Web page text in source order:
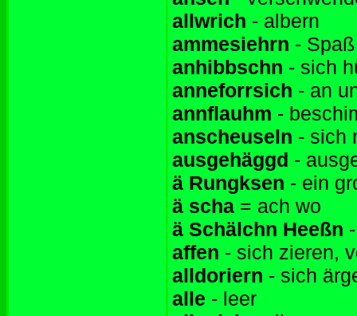
allwrich - albern
ammesiehrn -
anhibbschn - sich
anneforrsich - an
annflauhm -
anscheuseln - sich
ausgehäggd -
ä Rungksen - ein
ä scha = ach wo
ä Schälchn Heeßn
affen - sich zieren,
alldoriern - sich
alle - leer